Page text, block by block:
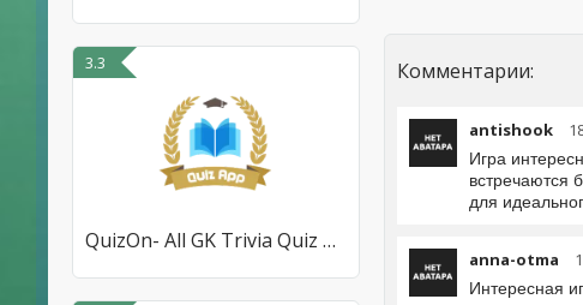
3.3
QuizOn- All GK Trivia Quiz App
Комментарии:
antishook
Игра
встречаются
для
anna-otma
Интересная